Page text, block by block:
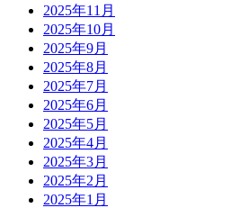
2025年11月
2025年10月
2025年9月
2025年8月
2025年7月
2025年6月
2025年5月
2025年4月
2025年3月
2025年2月
2025年1月